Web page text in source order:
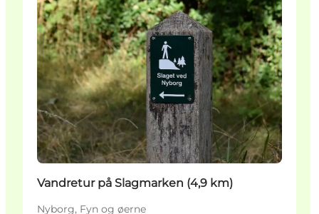
Vandretur på Slagmarken (4,9 km)
Nyborg, Fyn og øerne